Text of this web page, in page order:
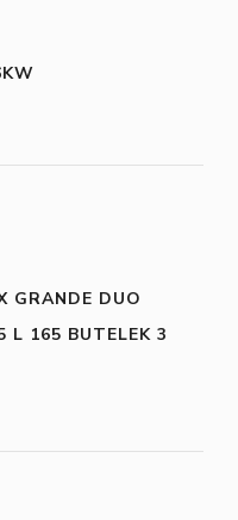
GRANDE DUO
L 165 BUTELEK 3